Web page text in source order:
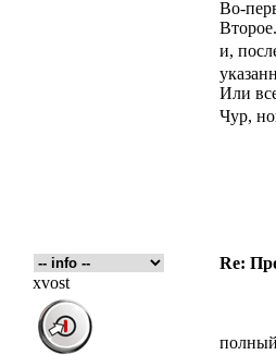
Во-
и,
Или
Чур,
Re:
xvost